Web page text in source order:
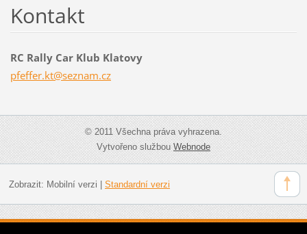
Kontakt
RC Rally Car Klub Klatovy
pfeffer.kt@seznam.cz
© 2011 Všechna práva vyhrazena.
Vytvořeno službouWebnode
Zobrazit: Mobilní verzi Standardní verzi